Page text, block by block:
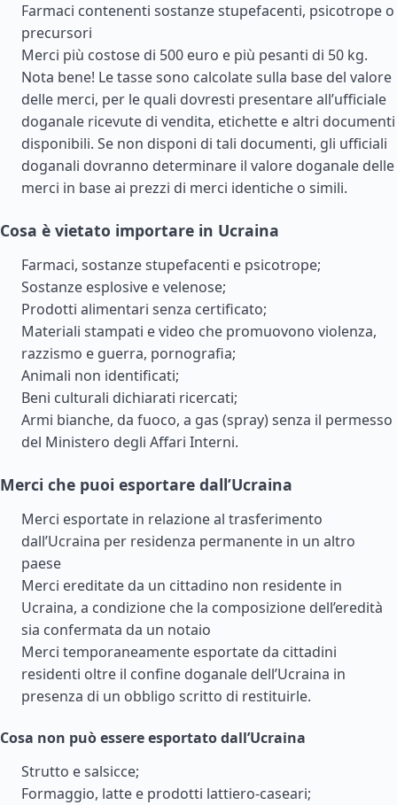
Farmaci contenenti sostanze stupefacenti, psicotrope o
precursori
Merci più costose di 500 euro e più pesanti di 50 kg.
Nota bene! Le tasse sono calcolate sulla base del valore
delle merci, per le quali dovresti presentare all’ufficiale
doganale ricevute di vendita, etichette e altri documenti
disponibili. Se non disponi di tali documenti, gli ufficiali
doganali dovranno determinare il valore doganale delle
merci in base ai prezzi di merci identiche o simili.
Cosa è vietato importare in Ucraina
Farmaci, sostanze stupefacenti e psicotrope;
Sostanze esplosive e velenose;
Prodotti alimentari senza certificato;
Materiali stampati e video che promuovono violenza,
razzismo e guerra, pornografia;
Animali non identificati;
Beni culturali dichiarati ricercati;
Armi bianche, da fuoco, a gas (spray) senza il permesso
del Ministero degli Affari Interni.
Merci che puoi esportare dall’Ucraina
Merci esportate in relazione al trasferimento
dall’Ucraina per residenza permanente in un altro
paese
Merci ereditate da un cittadino non residente in
Ucraina, a condizione che la composizione dell’eredità
sia confermata da un notaio
Merci temporaneamente esportate da cittadini
residenti oltre il confine doganale dell’Ucraina in
presenza di un obbligo scritto di restituirle.
Cosa non può essere esportato dall’Ucraina
Strutto e salsicce;
Formaggio, latte e prodotti lattiero-caseari;